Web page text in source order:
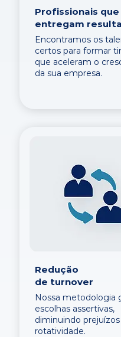
Profissionais que
entregam
Encontramos os
certos para formar
que aceleram o
da sua empresa.
Redução
de turnover
Nossa metodologia
escolhas assertivas,
diminuindo
rotatividade.